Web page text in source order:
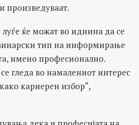
произведуваат.
ќе можат во иднина да се
тип на информирање
имено професионално.
гледа во намалениот интерес
кариерен избор“,